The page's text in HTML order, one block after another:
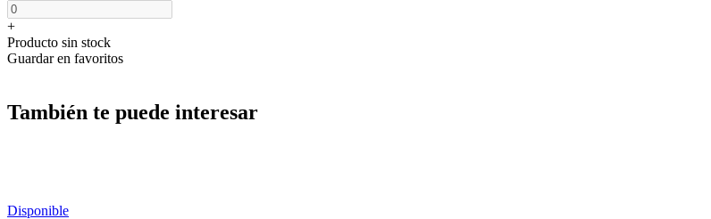
+
Producto sin stock
Guardar en favoritos
También te puede interesar
Disponible